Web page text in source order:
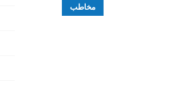
مخاطب